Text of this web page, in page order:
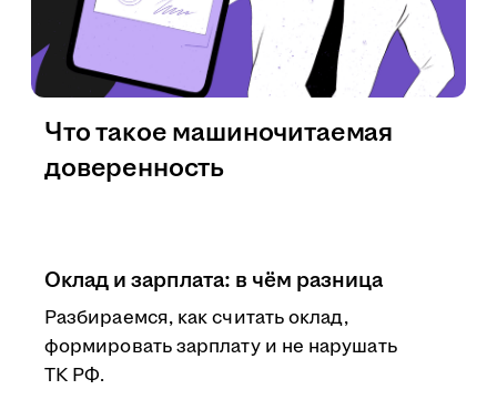
Оклад и зарплата: в чём разница
Разбираемся, как считать оклад,
формировать зарплату и не нарушать
ТК РФ.
Что такое машиночитаемая
доверенность